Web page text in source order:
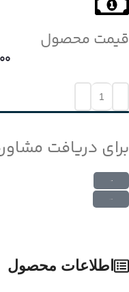
قیمت محصول
برای دریافت
اطلاعات محصول